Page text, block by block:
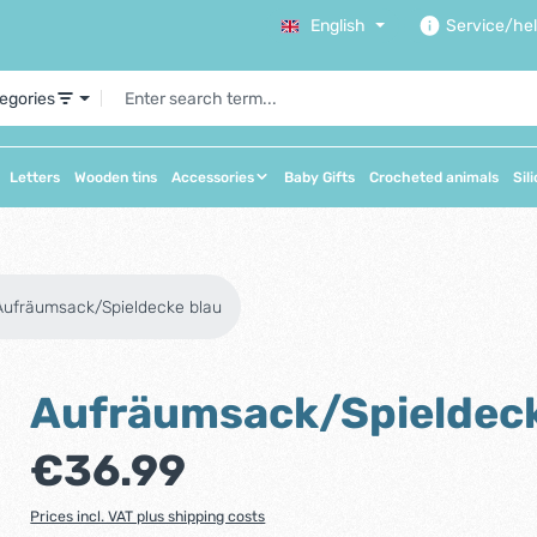
English Service/
Letters Wooden tins Accessories Baby Gifts Crocheted animals
Spieldecke blau
Aufräumsack/
Regular price:
€36.99
Prices incl. VAT plus shipping costs